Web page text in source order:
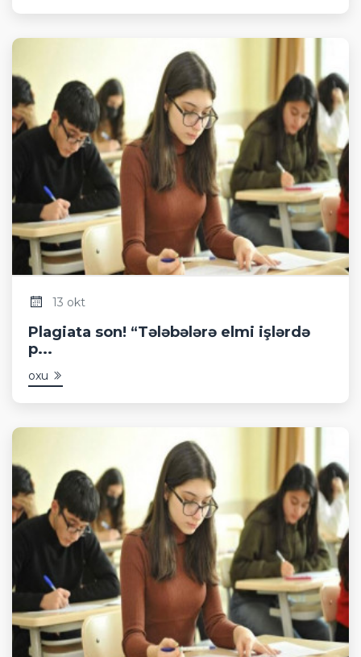
13 okt
Plagiata son! “Tələbələrə elmi işlərdə
p...
oxu